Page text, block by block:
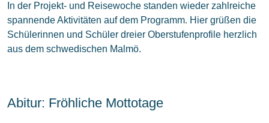
In der Projekt- und Reisewoche standen wieder zahlreiche
spannende Aktivitäten auf dem Programm. Hier grüßen die
Schülerinnen und Schüler dreier Oberstufenprofile herzlich
aus dem schwedischen Malmö.
Abitur: Fröhliche Mottotage